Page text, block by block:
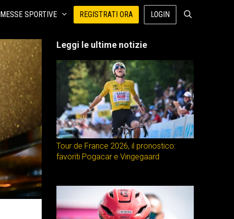
SPORTIVE REGISTRATI ORA LOGIN
Leggi le ultime notizie
Tour de France 2026, il pronostico:
favoriti Pogacar e Vingegaard